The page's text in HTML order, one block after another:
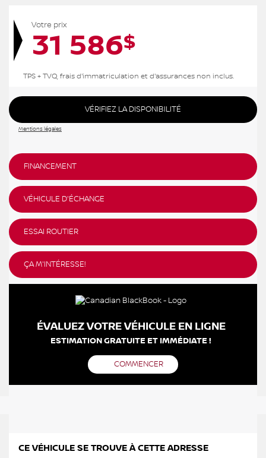
Votre prix
31 586$
TPS + TVQ, frais d'immatriculation et d'assurances non inclus.
VÉRIFIEZ LA DISPONIBILITÉ
Mentions légales
FINANCEMENT
VÉHICULE D'ÉCHANGE
ESSAI ROUTIER
ÇA M'INTÉRESSE!
ÉVALUEZ VOTRE VÉHICULE EN LIGNE
ESTIMATION GRATUITE ET IMMÉDIATE !
COMMENCER
CE VÉHICULE SE TROUVE À CETTE ADRESSE